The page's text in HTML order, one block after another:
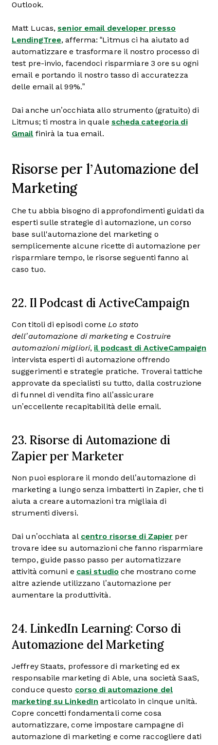
Outlook.
Matt Lucas,senior email developer presso
LendingTree, afferma: “Litmus ci ha aiutato ad
automatizzare e trasformare il nostro processo di
test pre-invio, facendoci risparmiare 3 ore su ogni
email e portando il nostro tasso di accuratezza
delle email al 99%.”
Dai anche un’occhiata allo strumento (gratuito) di
Litmus; ti mostra in quale scheda categoria di
Gmail finirà la tua email.
Risorse per l’Automazione del
Marketing
Che tu abbia bisogno di approfondimenti guidati da
esperti sulle strategie di automazione, un corso
base sull'automazione del marketing o
semplicemente alcune ricette di automazione per
risparmiare tempo, le risorse seguenti fanno al
caso tuo.
22. Il Podcast di ActiveCampaign
Con titoli di episodi come Lo stato
dell’automazione di marketinge Costruire
automazioni migliori, il podcast di ActiveCampaign
intervista esperti di automazione offrendo
suggerimenti e strategie pratiche. Troverai tattiche
approvate da specialisti su tutto, dalla costruzione
di funnel di vendita fino all’assicurare
un’eccellente recapitabilità delle email.
23. Risorse di Automazione di
Zapier per Marketer
Non puoi esplorare il mondo dell’automazione di
marketing a lungo senza imbatterti in Zapier, che ti
aiuta a creare automazioni tra migliaia di
strumenti diversi.
Dai un’occhiata al centro risorse di Zapier per
trovare idee su automazioni che fanno risparmiare
tempo, guide passo passo per automatizzare
attività comuni e casi studioche mostrano come
altre aziende utilizzano l’automazione per
aumentare la produttività.
24. LinkedIn Learning: Corso di
Automazione del Marketing
Jeffrey Staats, professore di marketing ed ex
responsabile marketing di Able, una società SaaS,
conduce questo corso di automazione del
marketing su LinkedIn articolato in cinque unità.
Copre concetti fondamentali come cosa
automatizzare, come impostare campagne di
automazione di marketing e come raccogliere dati